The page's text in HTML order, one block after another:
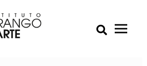
Duarte
Primary Menu